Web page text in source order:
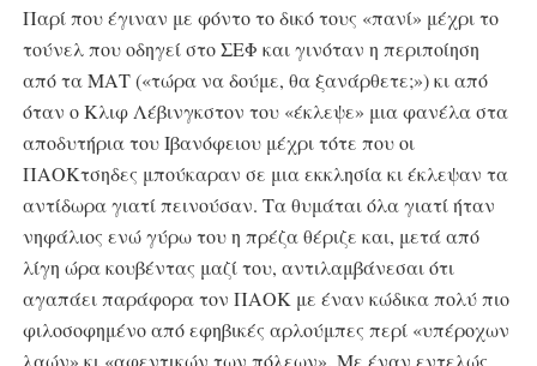
Παρί που έγιναν με φόντο το δικό τους «πανί» μέχρι το
τούνελ που οδηγεί στο ΣΕΦ και γινόταν η περιποίηση
από τα ΜΑΤ («τώρα να δούμε, θα ξανάρθετε;») κι από
όταν ο Κλιφ Λέβινγκστον του «έκλεψε» μια φανέλα στα
αποδυτήρια του Ιβανόφειου μέχρι τότε που οι
ΠΑΟΚτσηδες μπούκαραν σε μια εκκλησία κι έκλεψαν τα
αντίδωρα γιατί πεινούσαν. Τα θυμάται όλα γιατί ήταν
νηφάλιος ενώ γύρω του η πρέζα θέριζε και, μετά από
λίγη ώρα κουβέντας μαζί του, αντιλαμβάνεσαι ότι
αγαπάει παράφορα τον ΠΑΟΚ με έναν κώδικα πολύ πιο
φιλοσοφημένο από εφηβικές αρλούμπες περί «υπέροχων
λαών» κι «αφεντικών των πόλεων». Με έναν εντελώς